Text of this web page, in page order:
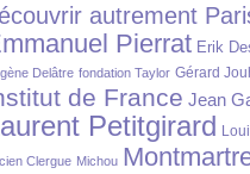
autrement
Pierrat Erik
Delâtre fondation Taylor Gérard
de France Jean
Petitgirard
Clergue Michou